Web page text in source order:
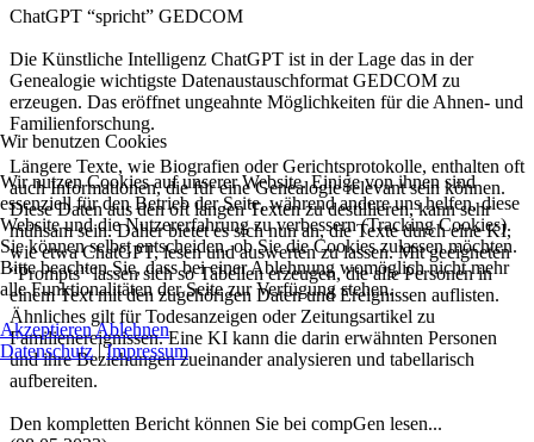
ChatGPT “spricht” GEDCOM
Die Künstliche Intelligenz ChatGPT ist in der Lage das in der
Genealogie wichtigste Datenaustauschformat GEDCOM zu
erzeugen. Das eröffnet ungeahnte Möglichkeiten für die Ahnen- und
Familienforschung.
Längere Texte, wie Biografien oder Gerichtsprotokolle, enthalten oft
auch Informationen, die für eine Genealogie relevant sein können.
Diese Daten aus den oft langen Texten zu destillieren, kann sehr
mühsam sein. Daher bietet es sich nun an, die Texte durch eine KI,
wie etwa ChatGPT, lesen und auswerten zu lassen. Mit geeigneten
“Prompts” lassen sich so Tabellen erzeugen, die alle Personen in
einem Text mit den zugehörigen Daten und Ereignissen auflisten.
Ähnliches gilt für Todesanzeigen oder Zeitungsartikel zu
Familienereignissen. Eine KI kann die darin erwähnten Personen
und ihre Beziehungen zueinander analysieren und tabellarisch
aufbereiten.
Den kompletten Bericht können Sie bei compGen lesen...
Wir benutzen Cookies
Wir nutzen Cookies auf unserer Website. Einige von ihnen sind
essenziell für den Betrieb der Seite, während andere uns helfen, diese
Website und die Nutzererfahrung zu verbessern (Tracking Cookies).
Sie können selbst entscheiden, ob Sie die Cookies zulassen möchten.
Bitte beachten Sie, dass bei einer Ablehnung womöglich nicht mehr
alle Funktionalitäten der Seite zur Verfügung stehen.
AkzeptierenAblehnen
Datenschutz|Impressum